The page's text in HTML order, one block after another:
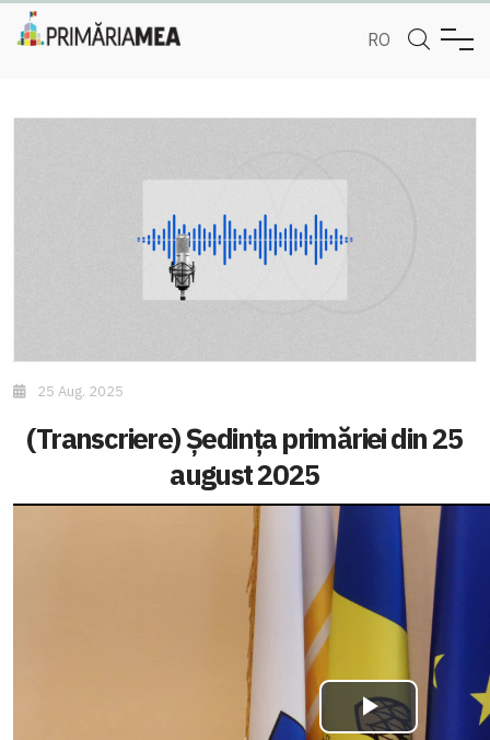
RO
25 Aug. 2025
(Transcriere) Ședința primăriei din 25
august 2025